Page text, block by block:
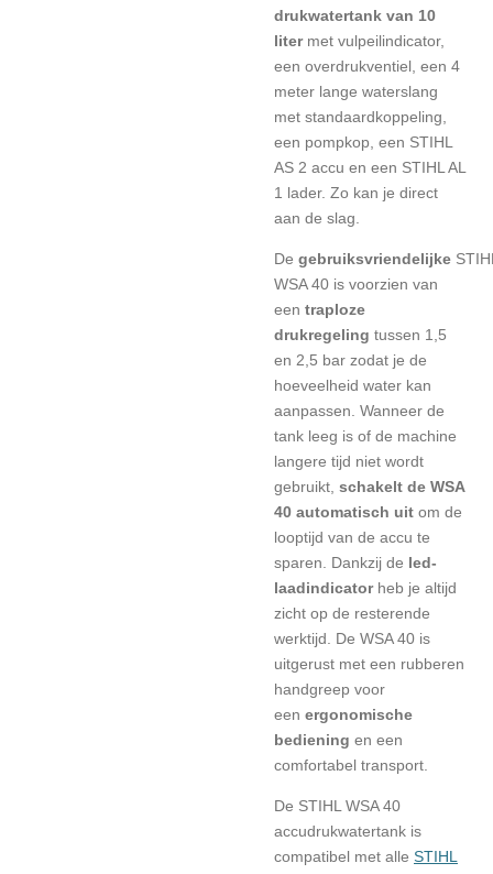
drukwatertank van 10
liter met vulpeilindicator,
een overdrukventiel, een 4
meter lange waterslang
met standaardkoppeling,
een pompkop, een STIHL
AS 2 accu en een STIHL AL
1 lader. Zo kan je direct
aan de slag.
De gebruiksvriendelijke
WSA 40 is voorzien van
een traploze
drukregeling tussen 1,5
en 2,5 bar zodat je de
hoeveelheid water kan
aanpassen. Wanneer de
tank leeg is of de machine
langere tijd niet wordt
gebruikt, schakelt de WSA
40 automatisch uit om de
looptijd van de accu te
sparen. Dankzij de led-
laadindicator heb je altijd
zicht op de resterende
werktijd. De WSA 40 is
uitgerust met een rubberen
handgreep voor
een ergonomische
bediening en een
comfortabel transport.
De STIHL WSA 40
accudrukwatertank is
compatibel met alle STIHL